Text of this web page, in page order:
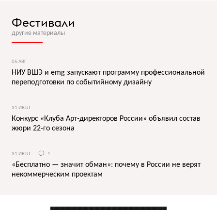
Фестивали
другие материалы
05 АВГ
НИУ ВШЭ и emg запускают программу профессиональной
переподготовки по событийному дизайну
31 ИЮЛ
Конкурс «Клуба Арт-директоров России» объявил состав
жюри 22-го сезона
31 ИЮЛ 1
«Бесплатно — значит обман»: почему в России не верят
некоммерческим проектам